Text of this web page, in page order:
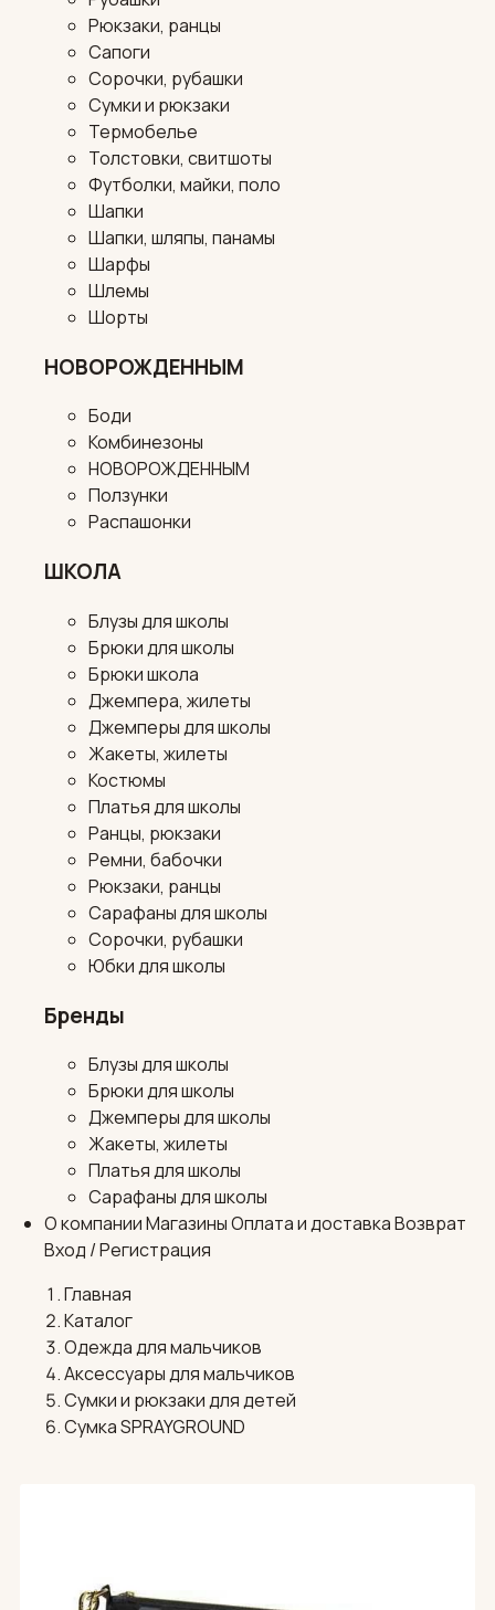
Рюкзаки, ранцы
Сапоги
Сорочки, рубашки
Сумки и рюкзаки
Термобелье
Толстовки, свитшоты
Футболки, майки, поло
Шапки
Шапки, шляпы, панамы
Шарфы
Шлемы
Шорты
НОВОРОЖДЕННЫМ
Боди
Комбинезоны
НОВОРОЖДЕННЫМ
Ползунки
Распашонки
ШКОЛА
Блузы для школы
Брюки для школы
Брюки школа
Джемпера, жилеты
Джемперы для школы
Жакеты, жилеты
Костюмы
Платья для школы
Ранцы, рюкзаки
Ремни, бабочки
Рюкзаки, ранцы
Сарафаны для школы
Сорочки, рубашки
Юбки для школы
Бренды
Блузы для школы
Брюки для школы
Джемперы для школы
Жакеты, жилеты
Платья для школы
Сарафаны для школы
О компанииМагазиныОплата и доставкаВозврат
Вход / Регистрация
Главная
Каталог
Одежда для мальчиков
Аксессуары для мальчиков
Сумки и рюкзаки для детей
Сумка SPRAYGROUND